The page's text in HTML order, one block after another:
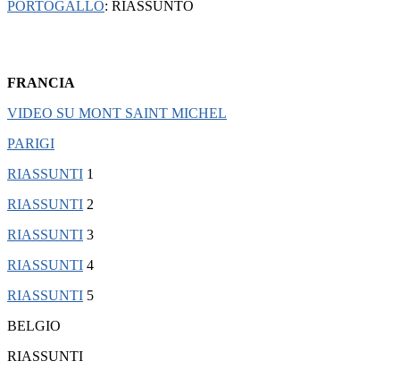
PORTOGALLO: RIASSUNTO
FRANCIA
VIDEO SU MONT SAINT MICHEL
PARIGI
RIASSUNTI 1
RIASSUNTI 2
RIASSUNTI 3
RIASSUNTI 4
RIASSUNTI 5
BELGIO
RIASSUNTI